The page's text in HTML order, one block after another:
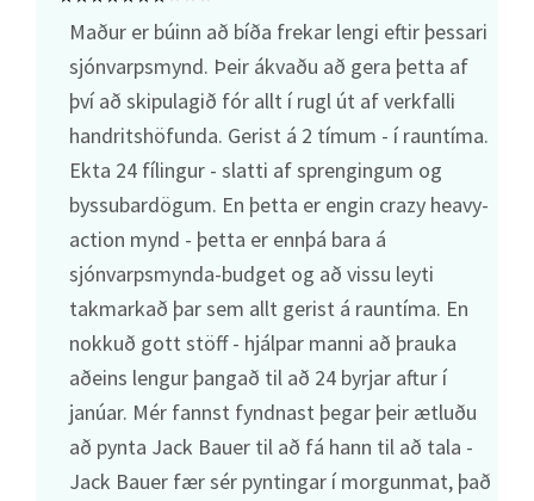
Maður er búinn að bíða frekar lengi eftir þessari
sjónvarpsmynd. Þeir ákvaðu að gera þetta af
því að skipulagið fór allt í rugl út af verkfalli
handritshöfunda. Gerist á 2 tímum - í rauntíma.
Ekta 24 fílingur - slatti af sprengingum og
byssubardögum. En þetta er engin crazy heavy-
action mynd - þetta er ennþá bara á
sjónvarpsmynda-budget og að vissu leyti
takmarkað þar sem allt gerist á rauntíma. En
nokkuð gott stöff - hjálpar manni að þrauka
aðeins lengur þangað til að 24 byrjar aftur í
janúar. Mér fannst fyndnast þegar þeir ætluðu
að pynta Jack Bauer til að fá hann til að tala -
Jack Bauer fær sér pyntingar í morgunmat, það